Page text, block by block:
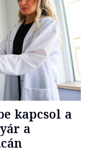
kapcsol a
a